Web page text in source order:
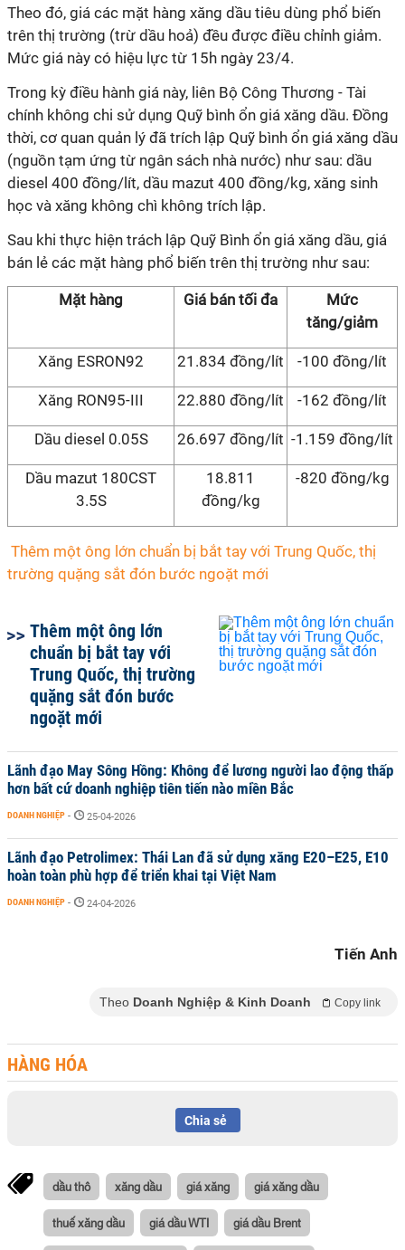
Theo đó, giá các mặt hàng xăng dầu tiêu dùng phổ biến
trên thị trường (trừ dầu hoả) đều được điều chỉnh giảm.
Mức giá này có hiệu lực từ 15h ngày 23/4.
Trong kỳ điều hành giá này, liên Bộ Công Thương - Tài
chính không chi sử dụng Quỹ bình ổn giá xăng dầu. Đồng
thời, cơ quan quản lý đã trích lập Quỹ bình ổn giá xăng dầu
(nguồn tạm ứng từ ngân sách nhà nước) như sau: dầu
diesel 400 đồng/lít, dầu mazut 400 đồng/kg, xăng sinh
học và xăng không chì không trích lập.
Sau khi thực hiện trách lập Quỹ Bình ổn giá xăng dầu, giá
bán lẻ các mặt hàng phổ biến trên thị trường như sau:
Mặt hàng Giá bán tối đa
Mức
tăng/giảm
Xăng ESRON92 21.834 đồng/lít -100 đồng/lít
Xăng RON95-III 22.880 đồng/lít -162 đồng/lít
Dầu diesel 0.05S 26.697 đồng/lít -1.159 đồng/lít
Dầu mazut 180CST
3.5S
18.811
đồng/kg
-820 đồng/kg
Thêm một ông lớn chuẩn bị bắt tay với Trung Quốc, thị
trường quặng sắt đón bước ngoặt mới
Thêm một ông lớn
chuẩn bị bắt tay với
Trung Quốc, thị trường
quặng sắt đón bước
ngoặt mới
Lãnh đạo May Sông Hồng: Không để lương người lao động thấp
hơn bất cứ doanh nghiệp tiên tiến nào miền Bắc
DOANH NGHIỆP - 25-04-2026
Lãnh đạo Petrolimex: Thái Lan đã sử dụng xăng E20–E25, E10
hoàn toàn phù hợp để triển khai tại Việt Nam
DOANH NGHIỆP - 24-04-2026
Tiến Anh
Theo Doanh Nghiệp & Kinh Doanh Copy link
HÀNG HÓA
Chia sẻ
dầu thô xăng dầu giá xăng giá xăng dầu
thuế xăng dầu giá dầu WTI giá dầu Brent